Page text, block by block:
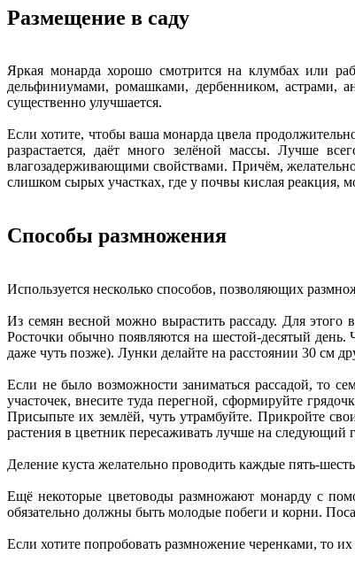
Размещение в саду
Яркая монарда хорошо смотрится на клумбах или
дельфиниумами, ромашками, дербенником, астрами,
существенно улучшается.
Если хотите, чтобы ваша монарда цвела
разрастается, даёт много зелёной массы. Лучше
влагозадерживающими свойствами. Причём,
слишком сырых участках, где у почвы кислая реакция,
Способы размножения
Используется несколько способов, позволяющих
Из семян весной можно вырастить рассаду. Для
Росточки обычно появляются на шестой-десятый
даже чуть позже). Лунки делайте на расстоянии 30 см
Если не было возможности заниматься рассадой, то
участочек, внесите туда перегной, сформируйте
Присыпьте их землёй, чуть утрамбуйте. Прикройте
растения в цветник пересаживать лучше на следующий
Деление куста желательно проводить каждые пять-
Ещё некоторые цветоводы размножают монарду с
обязательно должны быть молодые побеги и корни.
Если хотите попробовать размножение черенками, то их